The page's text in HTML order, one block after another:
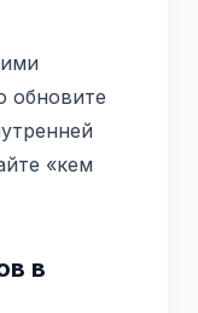
обновите
«кем
в